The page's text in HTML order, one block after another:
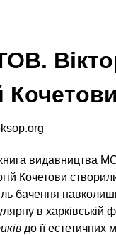
Кочетови
видавництва
Кочетови
бачення
в харківській
до ії естетичних